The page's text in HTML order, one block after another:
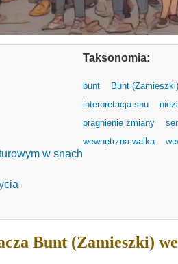
w snach
Taksonomia:
bunt Bunt (Zamieszki)
interpretacja snu
pragnienie zmiany
wewnętrzna walka
Bunt (Zamieszki)